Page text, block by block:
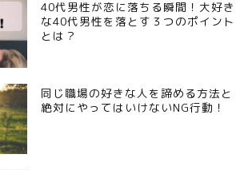
40代男性が恋に落ちる瞬間！大好き
な40代男性を落とす３つのポイント
とは？
同じ職場の好きな人を諦める方法と
絶対にやってはいけないNG行動！